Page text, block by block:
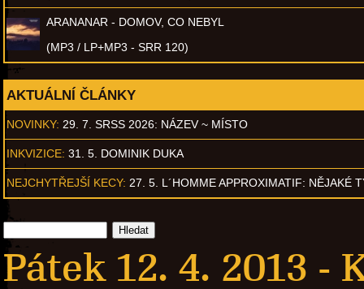
ARANANAR - DOMOV, CO NEBYL
(MP3 / LP+MP3 - SRR 120)
AKTUÁLNÍ ČLÁNKY
NOVINKY: 29. 7. SRSS 2026: NÁZEV ~ MÍSTO
INKVIZICE: 31. 5. DOMINIK DUKA
NEJCHYTŘEJŠÍ KECY: 27. 5. L´HOMME APPROXIMATIF: NĚJAKÉ
Pátek 12. 4. 2013 -